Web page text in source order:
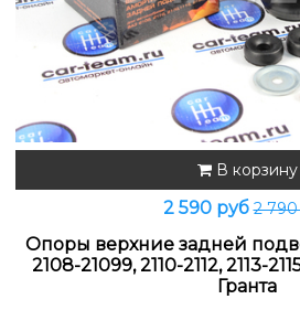
В корзину
2 590 руб2
Опоры верхние задней
2108-21099, 2110-2112, 2113-
Гранта